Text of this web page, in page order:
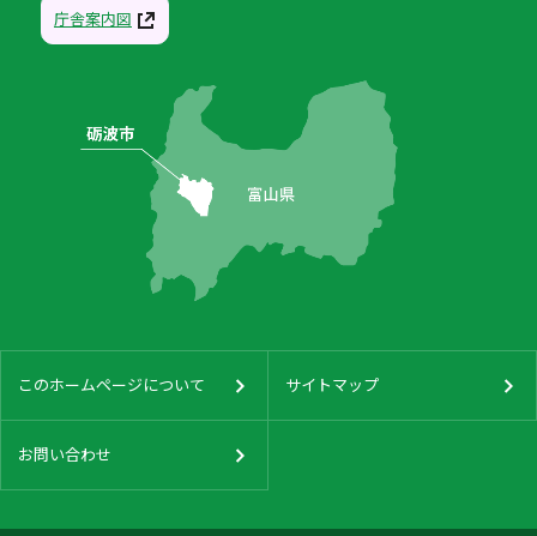
庁舎案内図
このホームページについて サイトマップ
お問い合わせ